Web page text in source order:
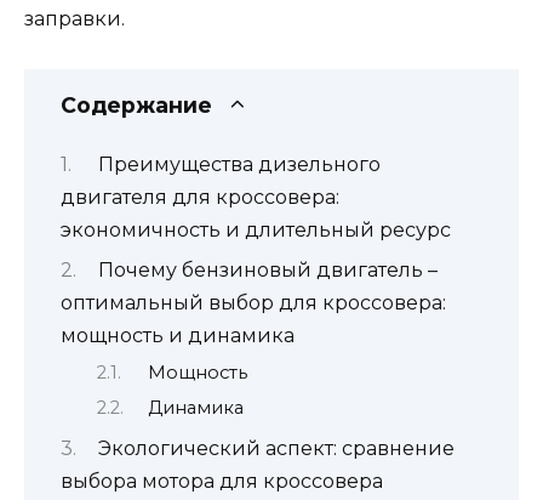
заправки.
Содержание
Преимущества дизельного
двигателя для кроссовера:
экономичность и длительный ресурс
Почему бензиновый двигатель –
оптимальный выбор для кроссовера:
мощность и динамика
Мощность
Динамика
Экологический аспект: сравнение
выбора мотора для кроссовера